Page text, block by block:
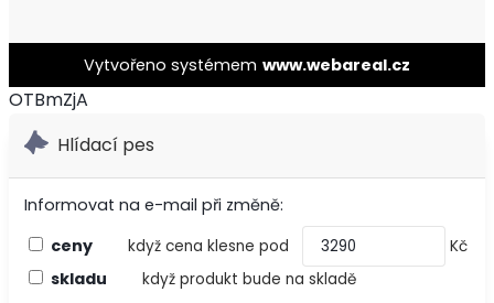
Vytvořeno systémem www.webareal.cz
OTBmZjA
Hlídací pes
Informovat na e-mail při změně:
ceny
když cena klesne pod Kč
skladu když produkt bude na skladě